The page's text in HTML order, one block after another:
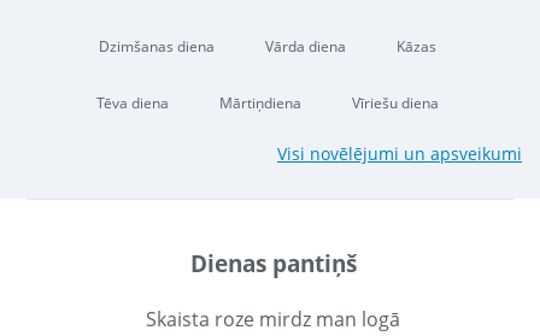
Dzimšanas diena Vārda diena Kāzas
Tēva diena Mārtiņdiena Vīriešu diena
Visi novēlējumi un apsveikumi
Dienas pantiņš
Skaista roze mirdz man logā